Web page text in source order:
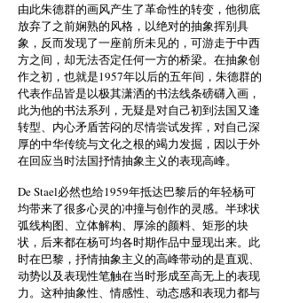
由此朱德群的画风产生了革命性的转变，他彻底
放弃了之前娴熟的风格，以绝对的抽象挥别具
象，反而发现了一座前所未见的，可游走于中西
方之间，却无法否定任何一方的桥梁。在抽象创
作之初，也就是1957年以后的五年间，朱德群的
代表作品皆是以极其潇洒的书法线条磅礴入画，
此为他的书法系列，无疑是对自己初到法国又逢
转型、内心矛盾苦闷的尽情尝试发挥，对自己深
厚的中华传统与文化之根的竭力发掘，因以于外
在回应当时法国抒情抽象主义的表现高峰。
De Stael必然也给1959年抵达巴黎后的年轻杨可
均带来了很多心灵的冲撞与创作的灵感。半球状
弧线构图、立体解构、厚涂的颜料、矩形的块
状，后来都在杨可均各时期作品中显现出来。此
时在巴黎，抒情抽象主义的高峰带动的是直观、
动势以及表现性笔触在当时形成至高无上的表现
力。这种抽象性、情感性、动态感和表现力都与